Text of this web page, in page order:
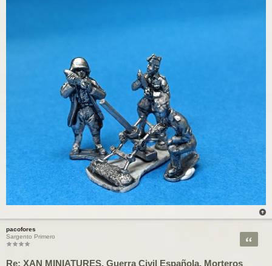
pacofores
Sargento Primero
Re: XAN MINIATURES. Guerra Civil Española. Morteros
Citar